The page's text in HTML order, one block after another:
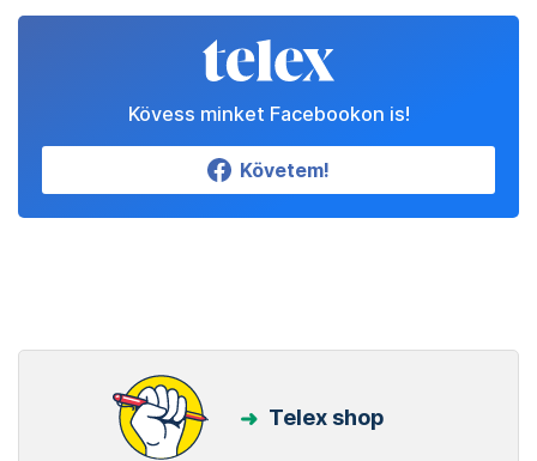
Kövess minket Facebookon is!
Követem!
Telex shop